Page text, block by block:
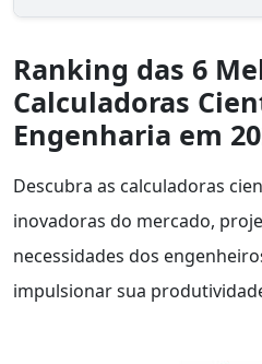
Ranking das 6
Calculadoras
Engenharia em
Descubra as calculadoras
inovadoras do mercado,
necessidades dos
impulsionar sua